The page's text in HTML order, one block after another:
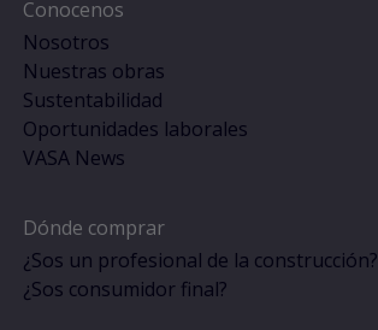
Conocenos
Nosotros
Nuestras obras
Sustentabilidad
Oportunidades laborales
VASA News
Dónde comprar
¿Sos un profesional de la construcción?
¿Sos consumidor final?